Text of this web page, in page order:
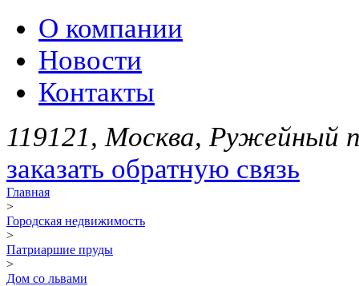
О компании
Новости
Контакты
119121, Москва, Ружейный
заказать обратную связь
Главная
>
Городская недвижимость
>
Патриаршие пруды
>
Дом со львами